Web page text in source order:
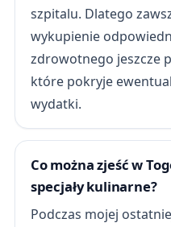
szpitalu. Dlatego
wykupienie
zdrowotnego jeszcze
które pokryje
wydatki.
Co można zjeść w
specjały kulinarne?
Podczas mojej